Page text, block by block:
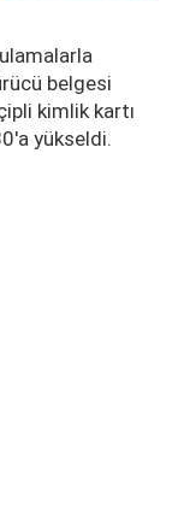
belgesi
kimlik kartı
yükseldi.